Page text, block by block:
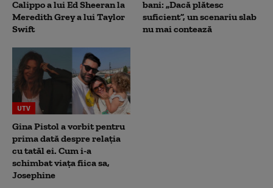
Calippo a lui Ed Sheeran la
Meredith Grey a lui Taylor
Swift
bani: „Dacă plătesc
suficient”, un scenariu slab
nu mai contează
UTV
Gina Pistol a vorbit pentru
prima dată despre relația
cu tatăl ei. Cum i-a
schimbat viața fiica sa,
Josephine